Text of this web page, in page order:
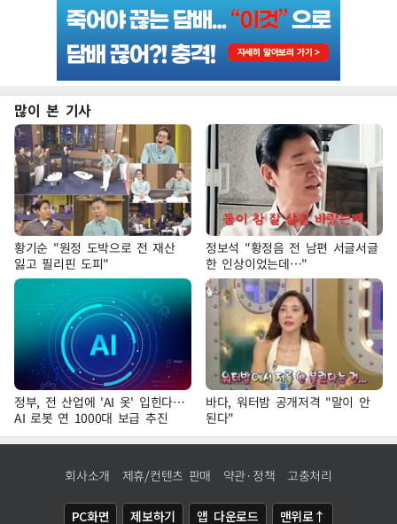
많이 본 기사
황기순 "원정 도박으로 전 재산
잃고 필리핀 도피"
정보석 "황정음 전 남편 서글서글
한 인상이었는데…"
정부, 전 산업에 'AI 옷' 입힌다…
AI 로봇 연 1000대 보급 추진
바다, 워터밤 공개저격 "말이 안
된다"
회사소개 제휴/컨텐츠 판매 약관·정책 고충처리
PC화면 제보하기 앱 다운로드 맨위로↑